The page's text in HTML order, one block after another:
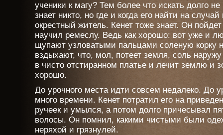
ученики к магу? Тем более что искать долго
знает никто, но где и когда его найти на
окрестный житель. Кенет тоже знает. Он
научил ремеслу. Ведь как хорошо: вот уже и
щупают узловатыми пальцами соленую корку
вздыхают, что, мол, потеет земля, соль
в чисто отстиранном платье и лечит землю и
хорошо.
До урочного места идти совсем недалеко. До
много времени. Кенет потратил его на
ручеек и умылся, а потом долго причесывал
волосы. Он помнил, какими чистыми были
неряхой и грязнулей.